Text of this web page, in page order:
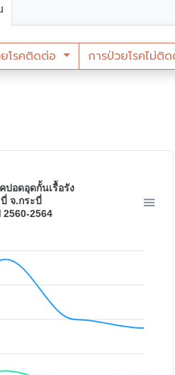
โรคติดต่อ การป่วยโรคไม่ติ